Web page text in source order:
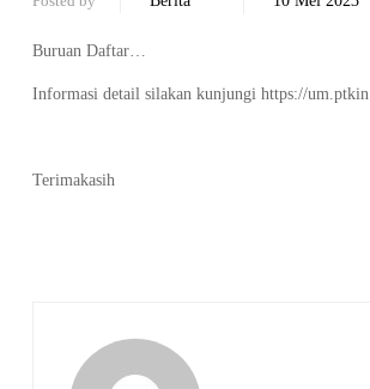
Buruan Daftar…
Informasi detail silakan kunjungi https://
Terimakasih